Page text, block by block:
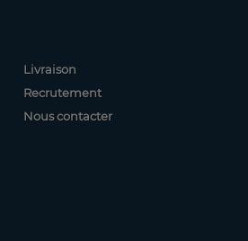
Livraison
Recrutement
Nous contacter